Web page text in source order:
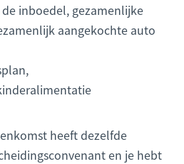
inboedel, gezamenlijke
aangekochte auto
heeft dezelfde
en je hebt